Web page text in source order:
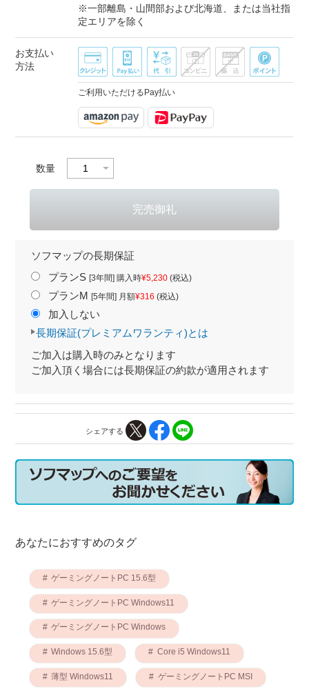
※一部離島・山間部および北海道、または当社指
定エリアを除く
お支払い
方法
ご利用いただけるPay払い
数量
ソフマップの長期保証
プランS [3年間] 購入時¥5,230(税込)
プランM [5年間] 月額¥316 (税込)
加入しない
長期保証(プレミアムワランティ)とは
ご加入は購入時のみとなります
ご加入頂く場合には長期保証の約款が適用されます
シェアする
あなたにおすすめのタグ
ゲーミングノートPC 15.6型
ゲーミングノートPC Windows11
ゲーミングノートPC Windows
Windows 15.6型 Core i5 Windows11
薄型 Windows11 ゲーミングノートPC MSI